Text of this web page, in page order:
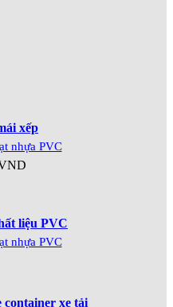
xếp
nhựa PVC
liệu PVC
nhựa PVC
xe tải